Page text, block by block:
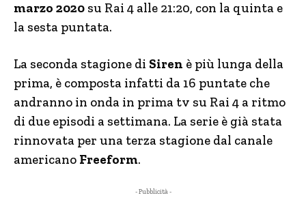
marzo 2020 su Rai 4 alle 21:20, con la quinta e
la sesta puntata.
La seconda stagione di Siren è più lunga della
prima, è composta infatti da 16 puntate che
andranno in onda in prima tv su Rai 4 a ritmo
di due episodi a settimana. La serie è già stata
rinnovata per una terza stagione dal canale
americano Freeform.
- Pubblicità -